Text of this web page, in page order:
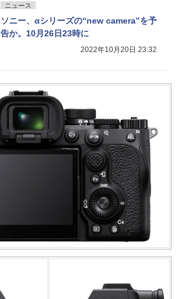
ニュース
ソニー、αシリーズの“new camera”を予
告か。10月26日23時に
2022年10月20日 23:32